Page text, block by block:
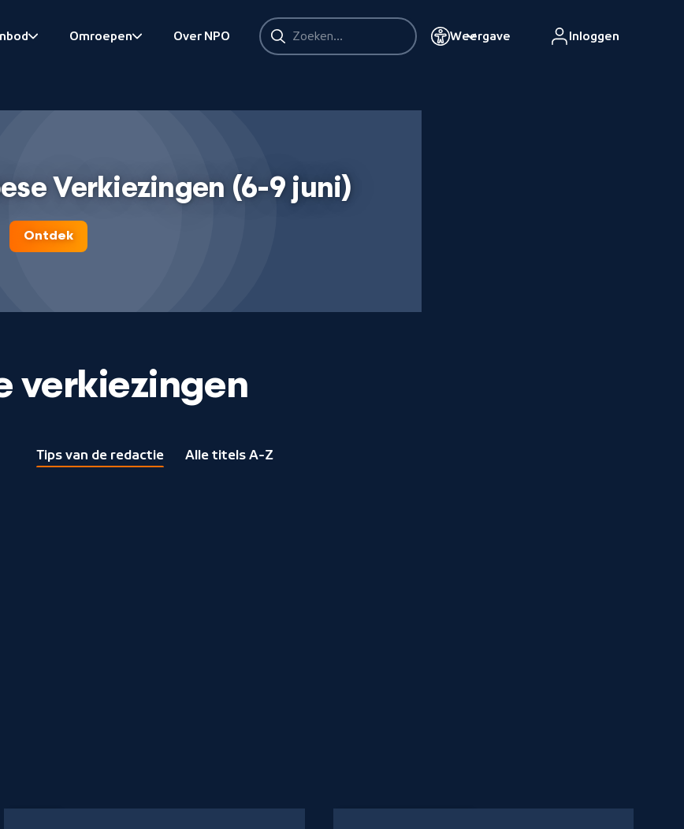
Omroepen
Over NPO
Zoeken
Zoeken
Weergave Inloggen
Verkiezingen (6-9 juni)
Ontdek
verkiezingen
Tips van de redactie Alle titels A-Z